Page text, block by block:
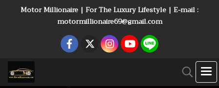
Motor Millionaire | For The Luxury Lifestyle | E-mail :
motormillionaire69@gmail.com